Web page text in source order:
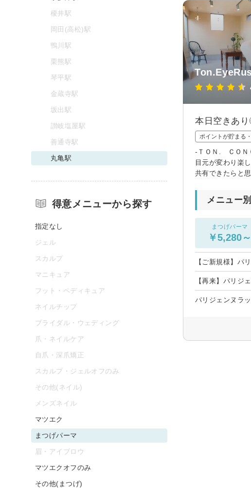
本日空きあ
ポイントが貯まる
-ＴＯＮ. ＣＯＮ
目元が変わり楽
共有できたらと
メニュー
まつげパーマ
￥5,280～
【ご新規様】パ
【再来】パリジ
パリジェンヌラ
榎井駅
岡田(高松)駅
鴨川駅
栗熊駅
琴平駅
金蔵寺駅
坂出駅
讃岐塩屋駅
善通寺駅
丸亀駅
得意メニューから探す
指定なし
ジェル
スカルプ
マニキュア
フット・ペディキュア
ネイルチップ
ブライダル・ウェディング
爪・ネイルケア
自爪・深爪矯正
スカルプ・ジェルオフのみ
その他(ネイル)
メンズネイル
マツエク
まつげパーマ
眉・アイブロウ
マツエクオフのみ
その他(まつげ)